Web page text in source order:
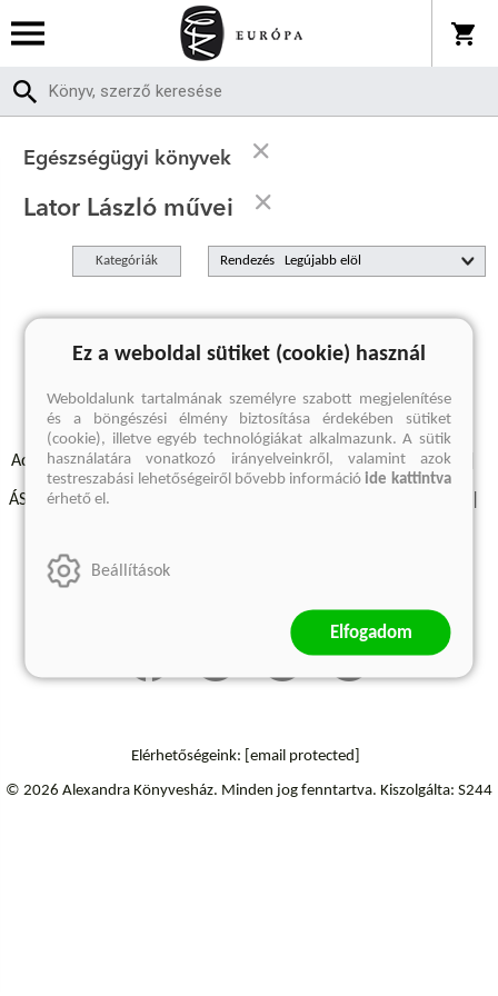
Egészségügyi könyvek
Lator László művei
Kategóriák Rendezés
A keresett kifejezésre nincs találat
Adatvédelmi szabályzatok Elállási felmondási nyilatkozat
ÁSZF - Vásárlási feltételek
Szállítási információk
Elérhetőségeink: [email protected]
© 2026 Alexandra Könyvesház. Minden jog fenntartva. Kiszolgálta: S244
Ez a weboldal sütiket (cookie) használ
Weboldalunk tartalmának személyre szabott megjelenítése
és a böngészési élmény biztosítása érdekében sütiket
(cookie), illetve egyéb technológiákat alkalmazunk. A sütik
használatára vonatkozó irányelveinkről, valamint azok
testreszabási lehetőségeiről bővebb információide kattintva
érhető el.
Beállítások
Elfogadom